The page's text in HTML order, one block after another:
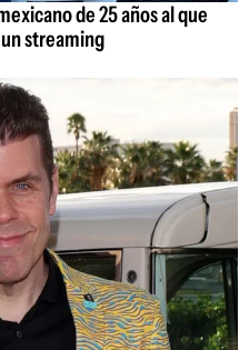
de 25 años al que
streaming